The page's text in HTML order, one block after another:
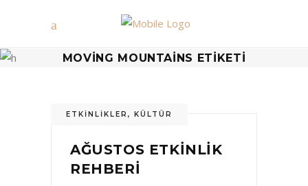
MOVING MOUNTAINS ETIKETI
ETKINLIKLER , KÜLTÜR
AĞUSTOS ETKİNLİK
REHBERİ